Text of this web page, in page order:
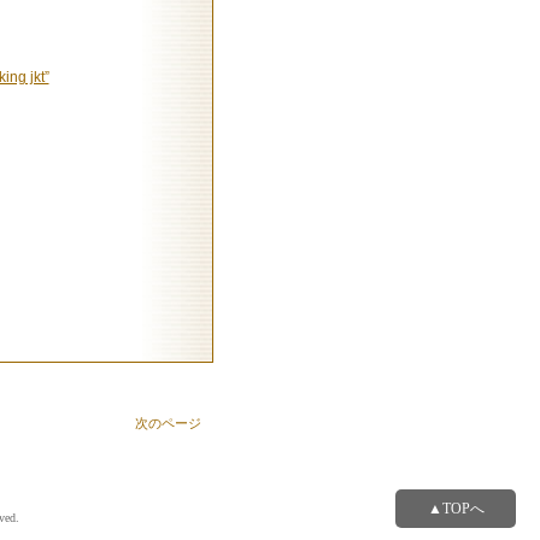
▲TOPへ
jkt”
次のページ